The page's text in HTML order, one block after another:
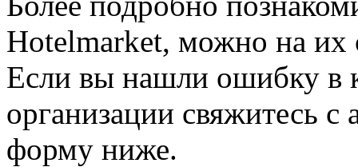
Hotelmarket, можно на их
Если вы нашли ошибку в
организации свяжитесь
форму ниже.